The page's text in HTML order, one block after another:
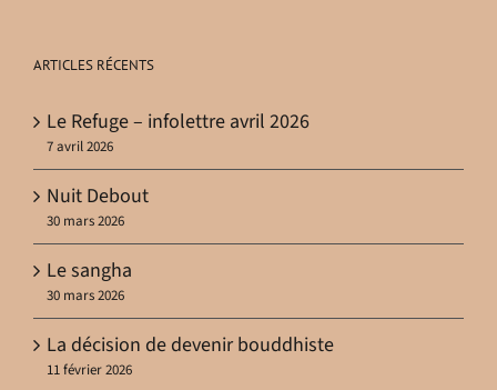
ARTICLES RÉCENTS
Le Refuge – infolettre avril 2026
7 avril 2026
Nuit Debout
30 mars 2026
Le sangha
30 mars 2026
La décision de devenir bouddhiste
11 février 2026